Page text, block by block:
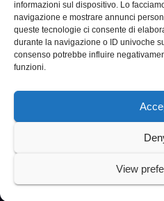
informazioni sul dispositivo. Lo
navigazione e mostrare annunci
queste tecnologie ci consente di
durante la navigazione o ID univoche
consenso potrebbe influire
funzioni.
View
Proudly powered by WordPress|
Scienza